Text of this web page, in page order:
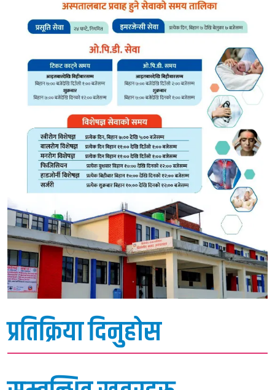
प्रतिक्रिया दिनुहोस